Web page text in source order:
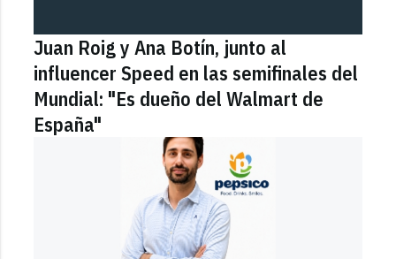
Juan Roig y Ana Botín, junto al
influencer Speed en las semifinales del
Mundial: "Es dueño del Walmart de
España"